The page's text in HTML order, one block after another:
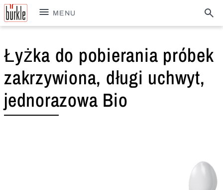
MENU
Łyżka do pobierania próbek
zakrzywiona, długi uchwyt,
jednorazowa Bio